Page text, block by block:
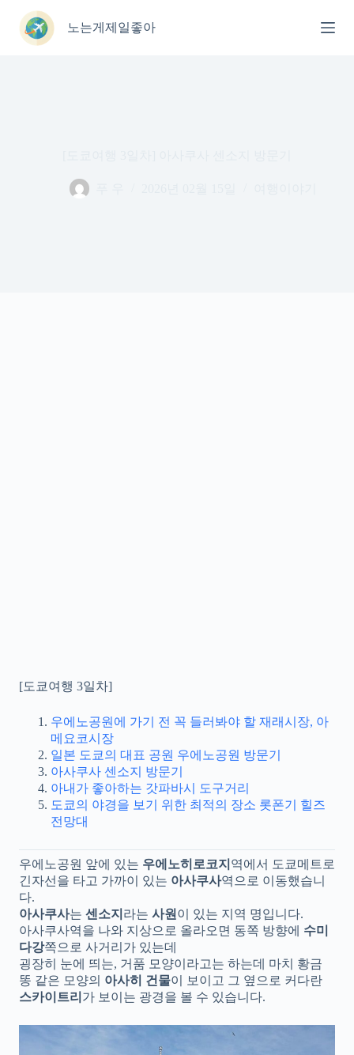
노는게제일좋아
[도쿄여행 3일차]
우에노공원에 가기 전 꼭 들러봐야 할 재래시장, 아
메요코시장
일본 도쿄의 대표 공원 우에노공원 방문기
아사쿠사 센소지 방문기
아내가 좋아하는 갓파바시 도구거리
도쿄의 야경을 보기 위한 최적의 장소 롯폰기 힐즈
전망대
우에노공원 앞에 있는 우에노히로코지 역에서 도쿄메트로
긴자선을 타고 가까이 있는 아사쿠사역으로 이동했습니
다.
아사쿠사는 센소지 라는 사원 이 있는 지역 명입니다.
아사쿠사역을 나와 지상으로 올라오면 동쪽 방향에 수미
다강쪽으로 사거리가 있는데
굉장히 눈에 띄는, 거품 모양이라고는 하는데 마치 황금
똥 같은 모양의 아사히 건물이 보이고 그 옆으로 커다란
스카이트리 가 보이는 광경을 볼 수 있습니다.